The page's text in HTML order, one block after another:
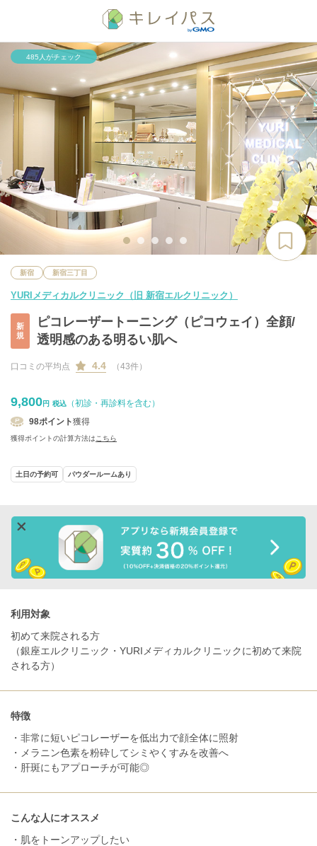
485人がチェック
新宿 新宿三丁目
YURIメディカルクリニック（旧 新宿エルクリニック）
新
規
ピコレーザートーニング（ピコウェイ）全顔/
透明感のある明るい肌へ
口コミの平均点 4.4 （43件）
9,800円 税込
（初診・再診料を含む）
98ポイント獲得
獲得ポイントの計算方法はこちら
土日の予約可 パウダールームあり
利用対象
初めて来院される方
（銀座エルクリニック・YURIメディカルクリニックに初めて来院
される方）
特徴
・非常に短いピコレーザーを低出力で顔全体に照射
・メラニン色素を粉砕してシミやくすみを改善へ
・肝斑にもアプローチが可能◎
こんな人にオススメ
・肌をトーンアップしたい